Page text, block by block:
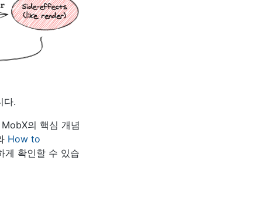
다.
의 핵심 개념
How to
게 확인할 수 있습